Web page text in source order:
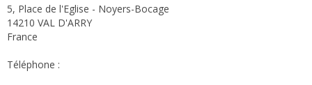
5, Place de l'Eglise - Noyers-Bocage
14210 VAL D'ARRY
France
Téléphone :